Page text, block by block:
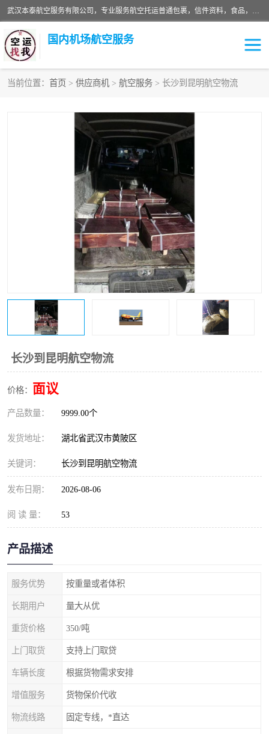
武汉本泰航空服务有限公司，专业服务航空托运普通包裹，信件资料，食品，服装，快消品等运输的专线空运，完善的网络服务确保为客户提供准确、*、安全的“门对门”服务，本着“诚信为本、精诚合作”的服务宗旨.“以安全运输为保障，以运价合理要求市场”的经营理念。武汉机场货运、武汉航空物流、武汉空运、武汉天河国际机场东方、南方、国际航空、机场空运业务覆盖国内二三线机场城市，如：武汉-敦煌、武汉-柳州等
国内机场航空服务
当前位置： 首页 > 供应商机 > 航空服务 > 长沙到昆明航空物流
长沙到昆明航空物流
价格： 面议
产品数量： 9999.00个
发货地址： 湖北省武汉市黄陂区
关键词： 长沙到昆明航空物流
发布日期： 2026-08-06
阅 读 量： 53
产品描述
服务优势 按重量或者体积
长期用户 量大从优
重货价格 350/吨
上门取货 支持上门取贷
车辆长度 根据货物需求安排
增值服务 货物保价代收
物流线路 固定专线，*直达